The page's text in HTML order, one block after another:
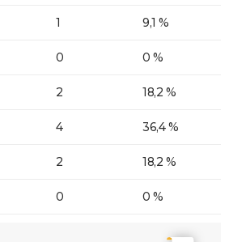
1 9,1 %
0 0 %
2 18,2 %
4 36,4 %
2 18,2 %
0 0 %